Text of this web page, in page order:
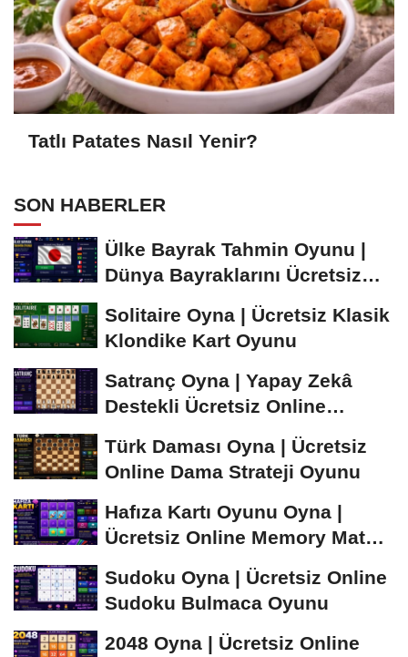
Tatlı Patates Nasıl Yenir?
SON HABERLER
Ülke Bayrak Tahmin Oyunu |
Dünya Bayraklarını Ücretsiz
Solitaire Oyna | Ücretsiz Klasik
Klondike Kart Oyunu
Satranç Oyna | Yapay Zekâ
Destekli Ücretsiz Online
Türk Daması Oyna | Ücretsiz
Online Dama Strateji Oyunu
Hafıza Kartı Oyunu Oyna |
Ücretsiz Online Memory Match
Sudoku Oyna | Ücretsiz Online
Sudoku Bulmaca Oyunu
2048 Oyna | Ücretsiz Online